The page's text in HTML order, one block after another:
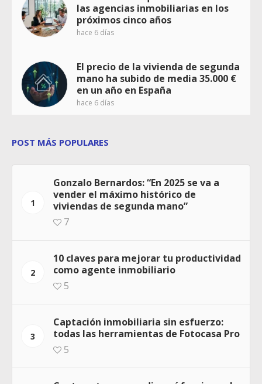
las agencias inmobiliarias en los
próximos cinco años
hace 6 días
El precio de la vivienda de segunda
mano ha subido de media 35.000 €
en un año en España
hace 6 días
POST MÁS POPULARES
1
Gonzalo Bernardos: “En 2025 se va a
vender el máximo histórico de
viviendas de segunda mano”
7
2
10 claves para mejorar tu productividad
como agente inmobiliario
5
3
Captación inmobiliaria sin esfuerzo:
todas las herramientas de Fotocasa Pro
5